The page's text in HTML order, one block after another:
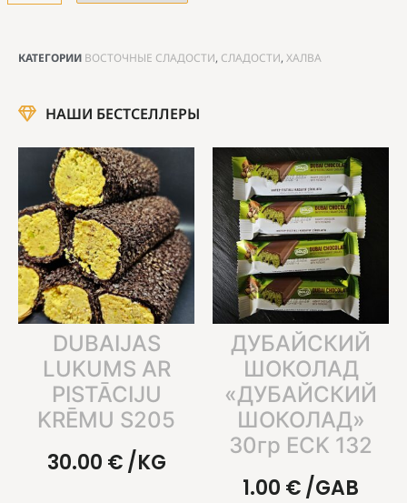
КАТЕГОРИИ ВОСТОЧНЫЕ СЛАДОСТИ, СЛАДОСТИ, ХАЛВА
НАШИ БЕСТСЕЛЛЕРЫ
DUBAIJAS
LUKUMS AR
PISTĀCIJU
KRĒMU S205
30.00 €/KG
ДУБАЙСКИЙ
ШОКОЛАД
«ДУБАЙСКИЙ
ШОКОЛАД»
30гр ECK 132
1.00 €/GAB